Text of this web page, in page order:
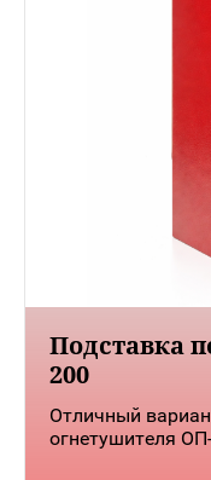
Подставка
200
Отличный
огнетушителя